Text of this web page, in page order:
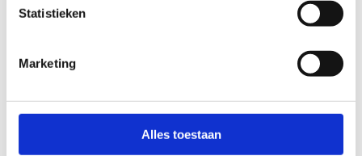
Statistieken
Marketing
Alles toestaan
STAAT VAN PARCOURS(ONDERGROND, BEGROEIING, ONDERHOUD)
goed